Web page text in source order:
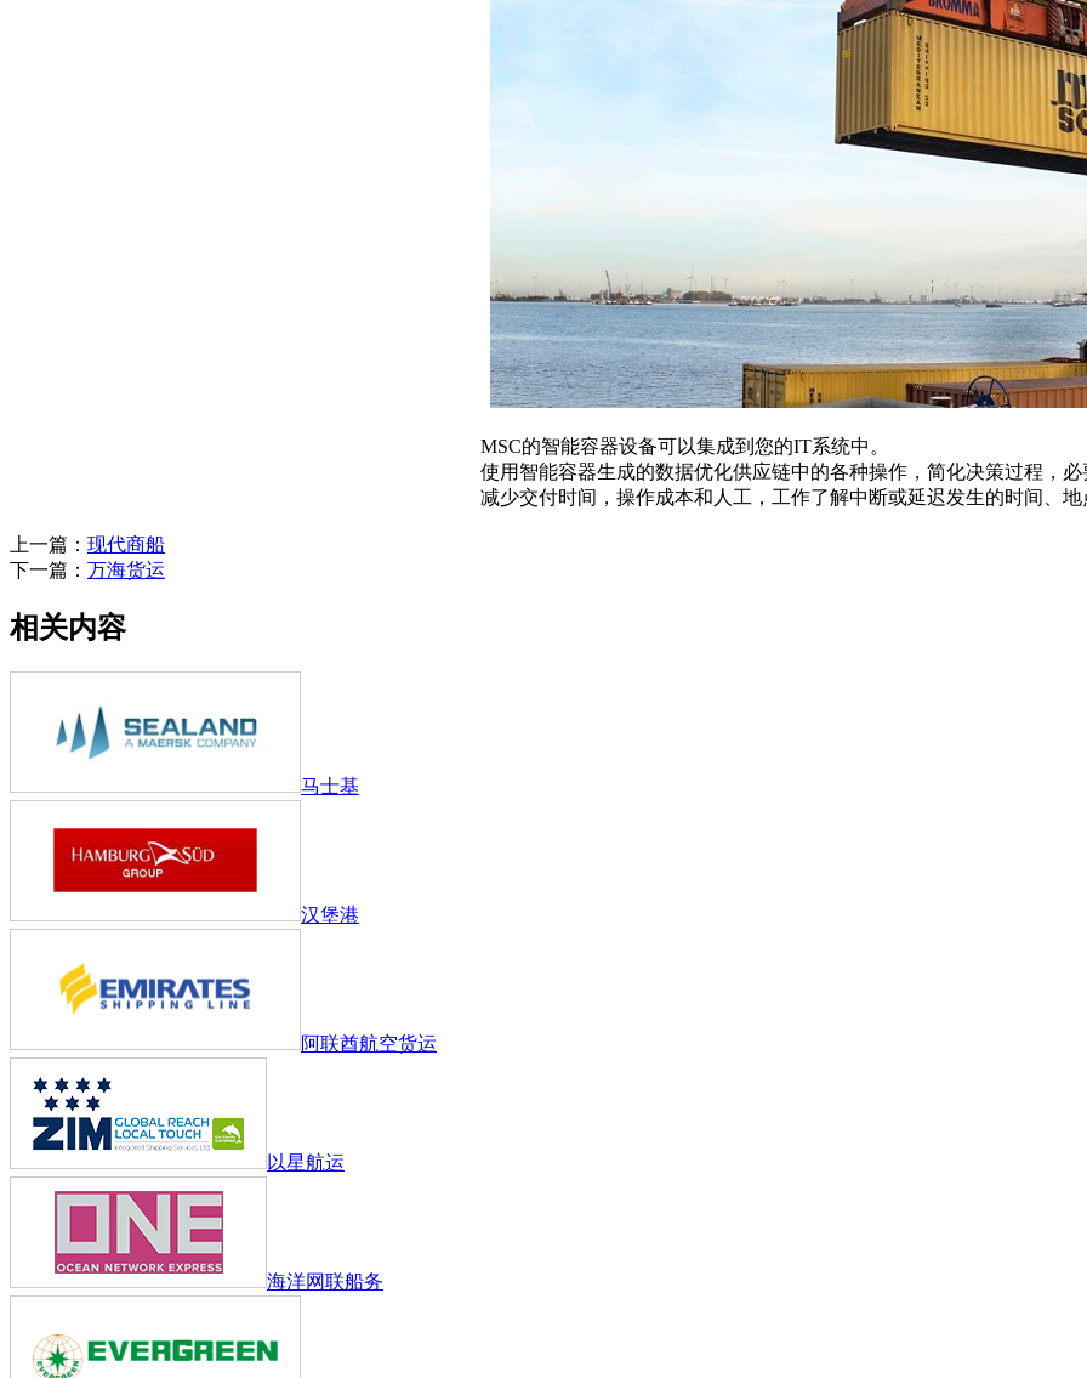
MSC的智能容器设备可以集成到您的IT系统中。
使用智能容器生成的数据优化供应链中的各种操作，简化决策过程，必要时触发应急计
减少交付时间，操作成本和人工，工作了解中断或延迟发生的时间、地点
上一篇： 现代商船
下一篇： 万海货运
相关内容
马士基
汉堡港
阿联酋航空货运
以星航运
海洋网联船务